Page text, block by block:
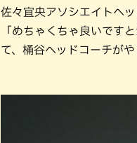
佐々宜央アソシエイトヘ
「めちゃくちゃ良いです
て、桶谷ヘッドコーチが